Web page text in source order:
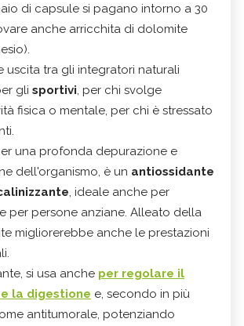
di capsule si pagano intorno a 30
anche arricchita di dolomite
uscita tra gli integratori naturali
gli sportivi, per chi svolge
fisica o mentale, per chi è stressato
una profonda depurazione e
dell'organismo, è un antiossidante
, ideale anche per
per persone anziane. Alleato della
migliorerebbe anche le prestazioni
si usa anche per regolare il
e la digestione e, secondo in più
antitumorale, potenziando